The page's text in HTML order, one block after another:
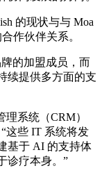
的现状与与 Moa
作伙伴关系。
的加盟成员 ，而
续提供多方面的支
理系统 （CRM）
“这些 IT 系统将发
基于 AI 的支持体
诊疗本身。 ”